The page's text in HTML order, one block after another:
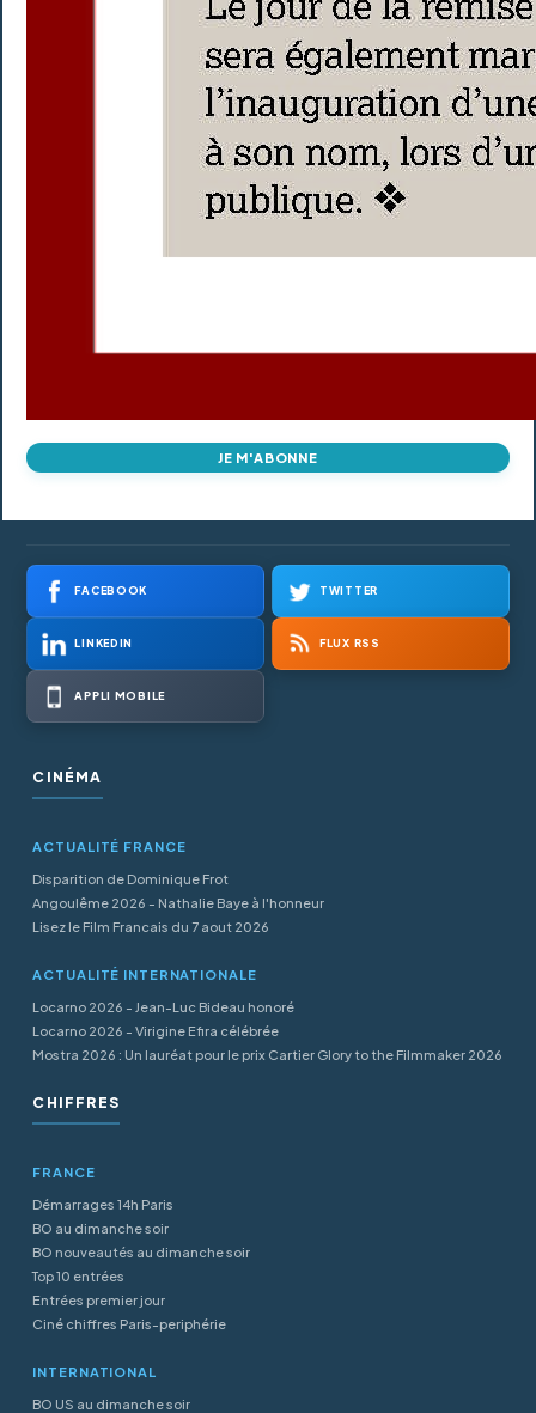
JE M'ABONNE
FACEBOOK TWITTER
LINKEDIN FLUX RSS
APPLI MOBILE
CINÉMA
ACTUALITÉ FRANCE
Disparition de Dominique Frot
Angoulême 2026 - Nathalie Baye à l'honneur
Lisez le Film Francais du 7 aout 2026
ACTUALITÉ INTERNATIONALE
Locarno 2026 - Jean-Luc Bideau honoré
Locarno 2026 - Virigine Efira célébrée
Mostra 2026 : Un lauréat pour le prix Cartier Glory to the Filmmaker 2026
CHIFFRES
FRANCE
Démarrages 14h Paris
BO au dimanche soir
BO nouveautés au dimanche soir
Top 10 entrées
Entrées premier jour
Ciné chiffres Paris-periphérie
INTERNATIONAL
BO US au dimanche soir